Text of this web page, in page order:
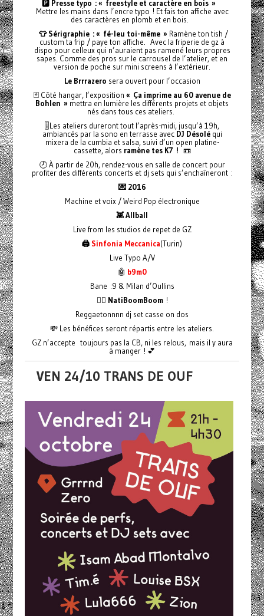
🅿️ Presse typo : « freestyle et caractère en bois »
Mettre les mains dans l’encre typo ! Et fais ton affiche avec
des caractères en plomb et en bois.
👕 Sérigraphie : « fé-leu toi-même » Ramène ton tish /
custom ta frip / paye ton affiche. Avec la friperie de gz à
dispo pour celleux qui n’auraient pas ramené leurs propres
sapes. Comme des pros sur le carrousel de l’atelier, et en
version de poche sur mini screens à l’extérieur.
Le Brrrazero sera ouvert pour l’occasion
🃏 Côté hangar, l’exposition « Ça imprime au 60 avenue de
Bohlen » mettra en lumière les différents projets et objets
nés dans tous ces ateliers.
🎚️Les ateliers dureront tout l’après-midi, jusqu’à 19h,
ambiancés par la sono en terrasse avec DJ Désolé qui
mixera de la cumbia et salsa, suivi d’un open platine-
cassette, alors ramène tes K7 ! 📼
🕗 À partir de 20h, rendez-vous en salle de concert pour
profiter des différents concerts et dj sets qui s’enchaîneront :
💌 2016
Machine et voix / Weird Pop électronique
👾 Allball
Live from les studios de repet de GZ
🖨️ Sinfonia Meccanica(Turin)
Live Typo A/V
🤖 b9m0
Bane :9 & Milan d’Oullins
❤️‍🔥 NatiBoomBoom !
Reggaetonnnn dj set casse on dos
💸 Les bénéfices seront répartis entre les ateliers.
GZ n’accepte toujours pas la CB, ni les relous, mais il y aura
à manger ! 💕
VEN 24/10 TRANS DE OUF